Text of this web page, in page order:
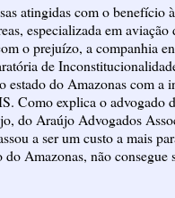
atingidas com o benefício
especializada em aviação
o prejuízo, a companhia
de
estado do Amazonas com a
Como explica o advogado
do Araújo Advogados
a ser um custo a mais
do Amazonas, não